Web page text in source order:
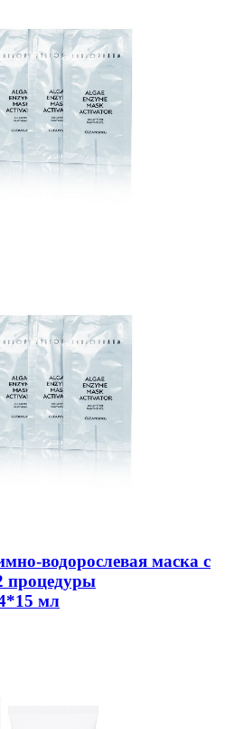
водорослевая маска с
процедуры
мл